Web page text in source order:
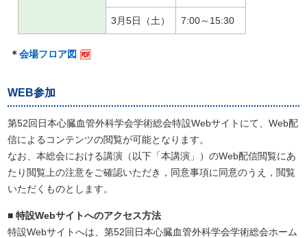
3月5日（土） 7:00～15:30
＊会場フロア図
WEB参加
第52回日本心臓血管外科学会学術総会特設Webサイトにて、Web配
信によるコンテンツの閲覧が可能となります。
なお、本総会における講演（以下「本講演」）のWeb配信閲覧にあ
たり閲覧上の注意をご確認いただき，同意事項に同意のうえ，閲覧
いただくものとします。
■ 特設Webサイトへのアクセス方法
特設Webサイトへは、第52回日本心臓血管外科学会学術総会ホーム